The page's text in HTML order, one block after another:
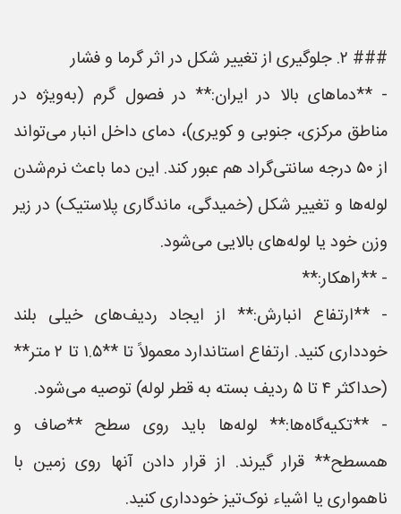
### ۲. جلوگیری از تغییر شکل در اثر گرما و فشار
- **دماهای بالا در ایران:** در فصول گرم (به‌ویژه در
مناطق مرکزی، جنوبی و کویری)، دمای داخل انبار می‌تواند
از ۵۰ درجه سانتی‌گراد هم عبور کند. این دما باعث نرم‌شدن
لوله‌ها و تغییر شکل (خمیدگی، ماندگاری پلاستیک) در زیر
وزن خود یا لوله‌های بالایی می‌شود.
- **راهکار:**
- **ارتفاع انبارش:** از ایجاد ردیف‌های خیلی بلند
خودداری کنید. ارتفاع استاندارد معمولاً تا **۱.۵ تا ۲ متر**
(حداکثر ۴ تا ۵ ردیف بسته به قطر لوله) توصیه می‌شود.
- **تکیه‌گاه‌ها:** لوله‌ها باید روی سطح **صاف و
همسطح** قرار گیرند. از قرار دادن آنها روی زمین با
ناهمواری یا اشیاء نوک‌تیز خودداری کنید.